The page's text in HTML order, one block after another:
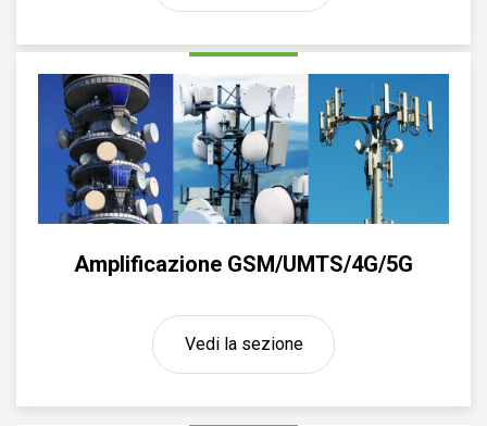
Amplificazione GSM/UMTS/4G/5G
Vedi la sezione